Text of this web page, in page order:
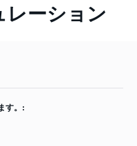
レーション
す。: